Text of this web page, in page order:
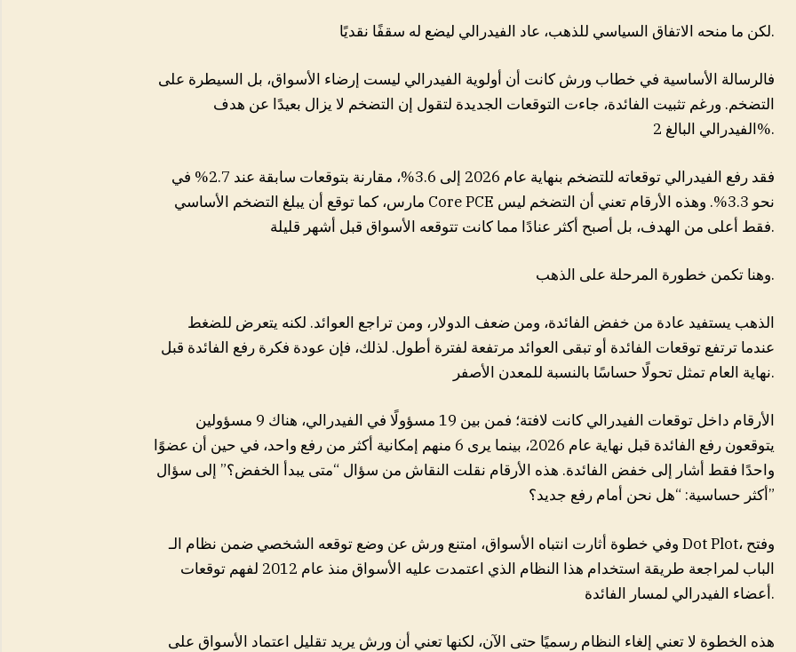
لكن ما منحه الاتفاق السياسي للذهب، عاد الفيدرالي ليضع له سقفًا نقديًا.
فالرسالة الأساسية في خطاب ورش كانت أن أولوية الفيدرالي ليست إرضاء الأسواق، بل السيطرة على
التضخم. ورغم تثبيت الفائدة، جاءت التوقعات الجديدة لتقول إن التضخم لا يزال بعيدًا عن هدف
الفيدرالي البالغ 2%.
فقد رفع الفيدرالي توقعاته للتضخم بنهاية عام 2026 إلى 3.6%، مقارنة بتوقعات سابقة عند 2.7% في
مارس، كما توقع أن يبلغ التضخم الأساسي Core PCE نحو 3.3%. وهذه الأرقام تعني أن التضخم ليس
فقط أعلى من الهدف، بل أصبح أكثر عنادًا مما كانت تتوقعه الأسواق قبل أشهر قليلة.
وهنا تكمن خطورة المرحلة على الذهب.
الذهب يستفيد عادة من خفض الفائدة، ومن ضعف الدولار، ومن تراجع العوائد. لكنه يتعرض للضغط
عندما ترتفع توقعات الفائدة أو تبقى العوائد مرتفعة لفترة أطول. لذلك، فإن عودة فكرة رفع الفائدة قبل
نهاية العام تمثل تحولًا حساسًا بالنسبة للمعدن الأصفر.
الأرقام داخل توقعات الفيدرالي كانت لافتة؛ فمن بين 19 مسؤولًا في الفيدرالي، هناك 9 مسؤولين
يتوقعون رفع الفائدة قبل نهاية عام 2026، بينما يرى 6 منهم إمكانية أكثر من رفع واحد، في حين أن عضوًا
واحدًا فقط أشار إلى خفض الفائدة. هذه الأرقام نقلت النقاش من سؤال “متى يبدأ الخفض؟” إلى سؤال
أكثر حساسية: “هل نحن أمام رفع جديد؟”
وفي خطوة أثارت انتباه الأسواق، امتنع ورش عن وضع توقعه الشخصي ضمن نظام الـ Dot Plot، وفتح
الباب لمراجعة طريقة استخدام هذا النظام الذي اعتمدت عليه الأسواق منذ عام 2012 لفهم توقعات
أعضاء الفيدرالي لمسار الفائدة.
هذه الخطوة لا تعني إلغاء النظام رسميًا حتى الآن، لكنها تعني أن ورش يريد تقليل اعتماد الأسواق على